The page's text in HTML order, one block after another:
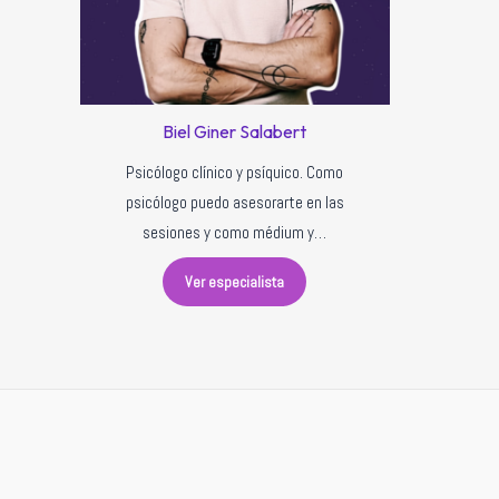
Biel Giner Salabert
Psicólogo clínico y psíquico. Como
psicólogo puedo asesorarte en las
sesiones y como médium y…
Ver especialista